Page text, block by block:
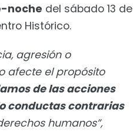
noche del sábado 13 de
Histórico.
agresión o
afecte el propósito
de las acciones
conductas contrarias
humanos”,